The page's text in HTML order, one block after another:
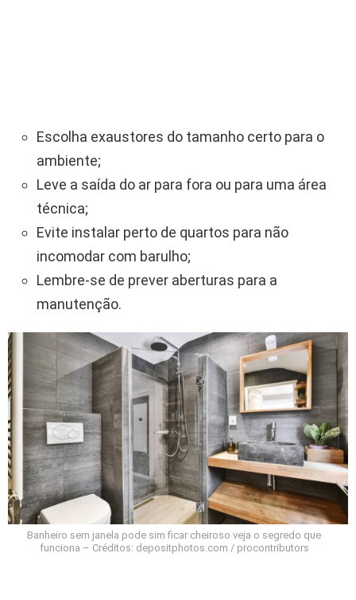
Escolha exaustores do tamanho certo para o
ambiente;
Leve a saída do ar para fora ou para uma área
técnica;
Evite instalar perto de quartos para não
incomodar com barulho;
Lembre-se de prever aberturas para a
manutenção.
Banheiro sem janela pode sim ficar cheiroso veja o segredo que
funciona – Créditos: depositphotos.com / procontributors